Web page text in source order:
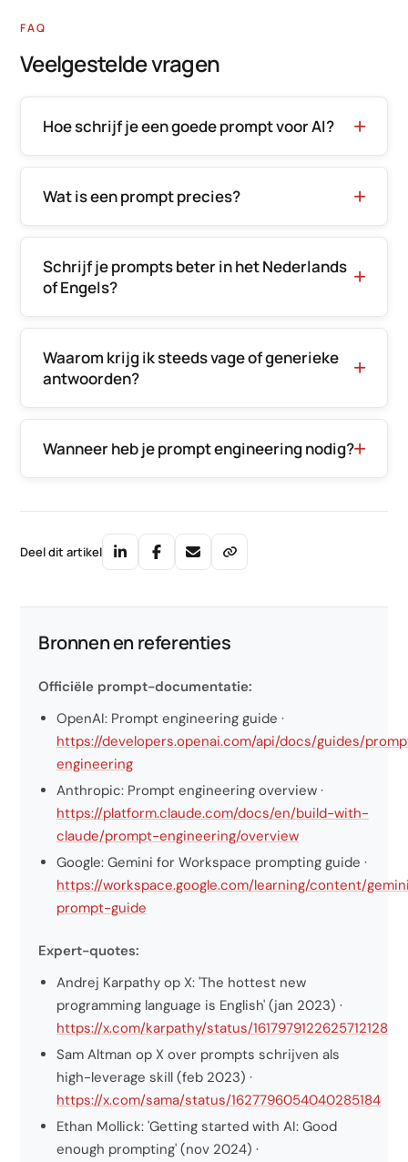
FAQ
Veelgestelde vragen
Hoe schrijf je een goede prompt voor AI?
Wat is een prompt precies?
Schrijf je prompts beter in het Nederlands
of Engels?
Waarom krijg ik steeds vage of generieke
antwoorden?
Wanneer heb je prompt engineering nodig?
Deel dit artikel
Bronnen en referenties
Officiële prompt-documentatie:
OpenAI: Prompt engineering guide ·
https://developers.openai.com/api/docs/guides/
engineering
Anthropic: Prompt engineering overview ·
https://platform.claude.com/docs/en/build-with-
claude/prompt-engineering/overview
Google: Gemini for Workspace prompting guide ·
https://workspace.google.com/learning/content/
prompt-guide
Expert-quotes:
Andrej Karpathy op X: 'The hottest new
programming language is English' (jan 2023) ·
https://x.com/karpathy/status/1617979122625712128
Sam Altman op X over prompts schrijven als
high-leverage skill (feb 2023) ·
https://x.com/sama/status/1627796054040285184
Ethan Mollick: 'Getting started with AI: Good
enough prompting' (nov 2024) ·